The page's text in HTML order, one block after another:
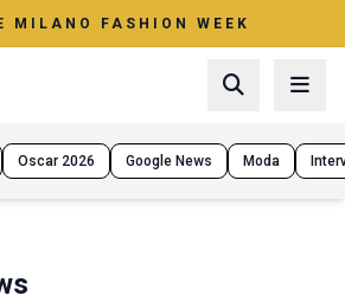
MILANO FASHION WEEK
Oscar 2026 Google News Moda